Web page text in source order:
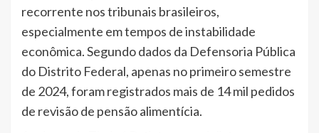
recorrente nos tribunais brasileiros,
especialmente em tempos de instabilidade
econômica. Segundo dados da Defensoria Pública
do Distrito Federal, apenas no primeiro semestre
de 2024, foram registrados mais de 14 mil pedidos
de revisão de pensão alimentícia.